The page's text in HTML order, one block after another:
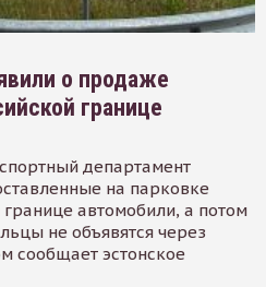
о продаже
границе
департамент
на парковке
автомобили, а потом
не объявятся через
сообщает эстонское